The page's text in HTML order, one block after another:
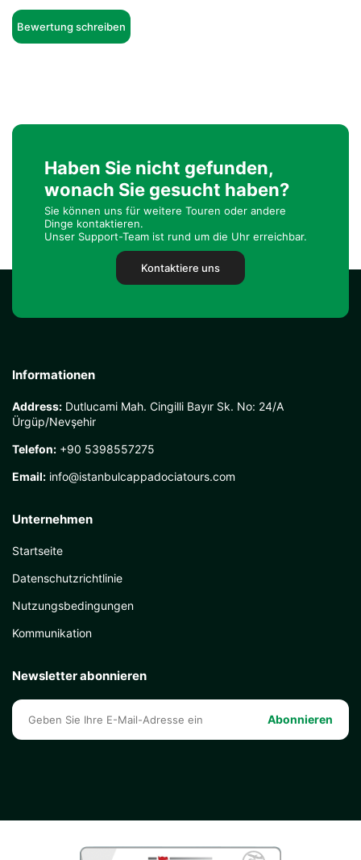
Bewertung schreiben
Haben Sie nicht gefunden,
wonach Sie gesucht haben?
Sie können uns für weitere Touren oder andere
Dinge kontaktieren.
Unser Support-Team ist rund um die Uhr erreichbar.
Kontaktiere uns
Informationen
Address: Dutlucami Mah. Cingilli Bayır Sk. No: 24/A
Ürgüp/Nevşehir
Telefon: +90 5398557275
Email: info@istanbulcappadociatours.com
Unternehmen
Startseite
Datenschutzrichtlinie
Nutzungsbedingungen
Kommunikation
Newsletter abonnieren
Abonnieren